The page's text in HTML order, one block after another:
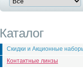
Каталог
Скидки и Акционные
Контактные линзы